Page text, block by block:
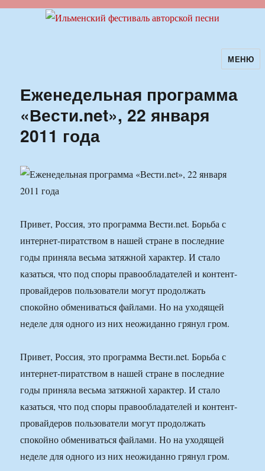
Ильменский фестиваль авторскойМЕНЮ
Еженедельная программа
«Вести.net», 22 января
2011 года
Привет, Россия, это программа Вести.net. Борьба с
интернет-пиратством в нашей стране в последние
годы приняла весьма затяжной характер. И стало
казаться, что под споры правообладателей и контент-
провайдеров пользователи могут продолжать
спокойно обмениваться файлами. Но на уходящей
неделе для одного из них неожиданно грянул гром.
Привет, Россия, это программа Вести.net. Борьба с
интернет-пиратством в нашей стране в последние
годы приняла весьма затяжной характер. И стало
казаться, что под споры правообладателей и контент-
провайдеров пользователи могут продолжать
спокойно обмениваться файлами. Но на уходящей
неделе для одного из них неожиданно грянул гром.